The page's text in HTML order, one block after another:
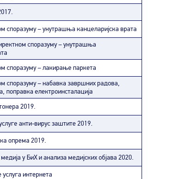
споразуму – унутрашња канцеларијска врата
споразуму – унутрашња
споразуму – лакирање паркета
споразуму – набавка завршних радова,
поправка електроинсталација
2019.
анти-вирус заштите 2019.
опрема 2019.
у БиХ и анализа медијских објава 2020.
интернета